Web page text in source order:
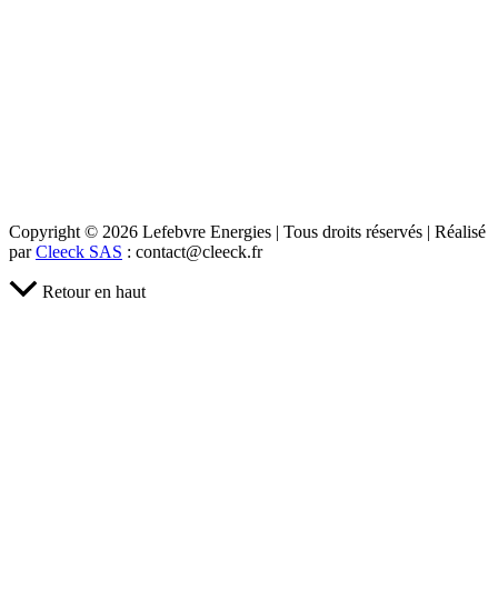
Copyright © 2026 Lefebvre Energies | Tous droits réservés | Réalisé
parCleeck SAS : contact@cleeck.fr
Retour en haut